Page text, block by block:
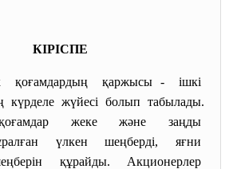
КІРІСПЕ
қоғамдардың қаржысы - ішкі
күрделе жүйесі болып табылады.
қоғамдар жеке және заңды
үлкен шеңберді, яғни
құрайды. Акционерлер